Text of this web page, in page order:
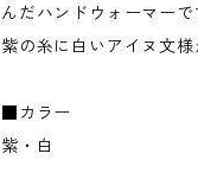
んだハンドウォーマーで
紫の糸に白いアイヌ文様
■カラー
紫・白